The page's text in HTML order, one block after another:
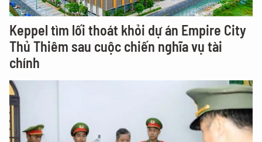
Keppel tìm lối thoát khỏi dự án Empire City
Thủ Thiêm sau cuộc chiến nghĩa vụ tài
chính